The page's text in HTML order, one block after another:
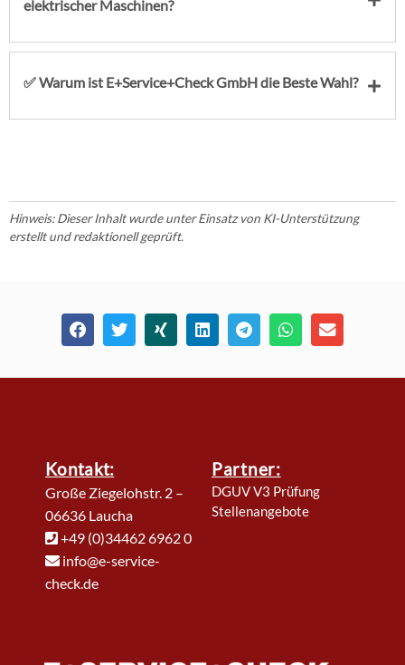
elektrischer Maschinen?
✅ Warum ist E+Service+Check GmbH die Beste Wahl?
Hinweis: Dieser Inhalt wurde unter Einsatz von KI-Unterstützung
erstellt und redaktionell geprüft.
Kontakt:
Große Ziegelohstr. 2 –
06636 Laucha
+49 (0)34462 6962 0
info@e-service-
check.de
Partner:
DGUV V3 Prüfung
Stellenangebote